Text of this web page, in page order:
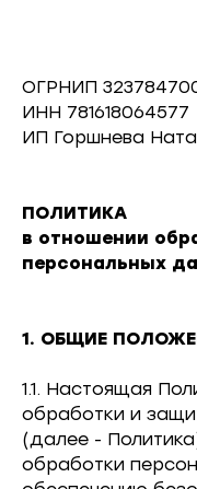
ОГРНИП
ИНН 781618064577
ИП Горшнева
ПОЛИТИКА
в отношении
персональных
1. ОБЩИЕ
1.1. Настоящая
обработки и
(далее -
обработки